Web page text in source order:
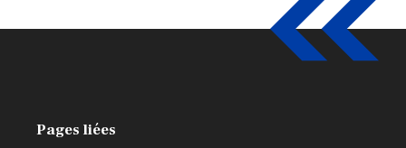
Pages liées